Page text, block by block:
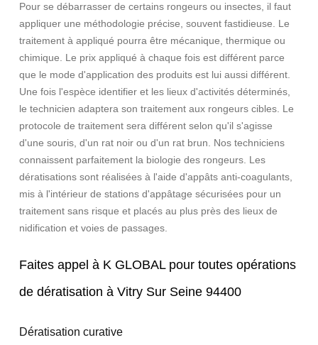
Pour se débarrasser de certains rongeurs ou insectes, il faut
appliquer une méthodologie précise, souvent fastidieuse. Le
traitement à appliqué pourra être mécanique, thermique ou
chimique. Le prix appliqué à chaque fois est différent parce
que le mode d'application des produits est lui aussi différent.
Une fois l'espèce identifier et les lieux d'activités déterminés,
le technicien adaptera son traitement aux rongeurs cibles. Le
protocole de traitement sera différent selon qu'il s'agisse
d'une souris, d'un rat noir ou d'un rat brun. Nos techniciens
connaissent parfaitement la biologie des rongeurs. Les
dératisations sont réalisées à l'aide d'appâts anti-coagulants,
mis à l'intérieur de stations d'appâtage sécurisées pour un
traitement sans risque et placés au plus près des lieux de
nidification et voies de passages.
Faites appel à K GLOBAL pour toutes opérations
de dératisation à Vitry Sur Seine 94400
Dératisation curative